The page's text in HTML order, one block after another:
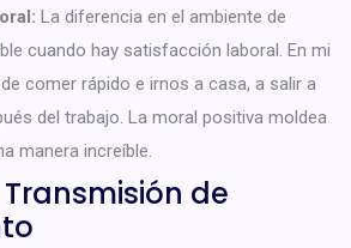
La diferencia en el ambiente de
cuando hay satisfacción laboral. En mi
comer rápido e irnos a casa, a salir a
del trabajo. La moral positiva moldea
manera increíble.
de